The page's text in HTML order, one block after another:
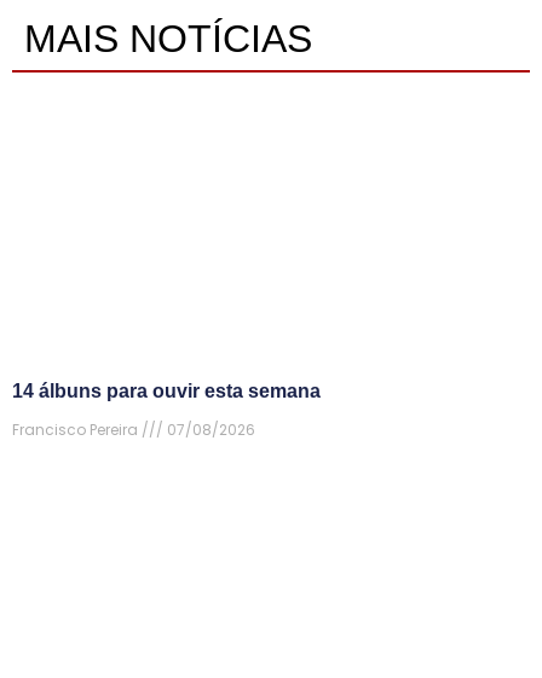
MAIS NOTÍCIAS
14 álbuns para ouvir esta semana
Francisco Pereira
07/08/2026